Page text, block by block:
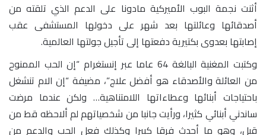
أثنت نجمة البوب الأميركية مادونا على الدعم الذي تلقته من
أصدقائها وعائلتها بعد شهر على دخولها المستشفى عقب
إصابتها بعدوى بكتيرية دفعتها إلى تأجيل جولتها العالمية.
وكتبت المغنية البالغة 64 عاما عبر إنستغرام “إن الحب الممنوح
من العائلة والأصدقاء هو أفضل علاج”، مضيفة “إن الام تنشغل
باحتياجات أبنائها وعطاءاتها اللامتناهية… ولكن عندما مرضت
ساندني أبنائي كثيرا، ورأيت جانبا من شخصياتهم لم ألاحظه قط من
قبل، وهو ما أحدث فرقا كبيرا وكذلك فعل الحب والدعم من